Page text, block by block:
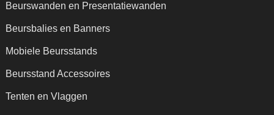
Beurswanden en Presentatiewanden
Beursbalies en Banners
Mobiele Beursstands
Beursstand Accessoires
Tenten en Vlaggen